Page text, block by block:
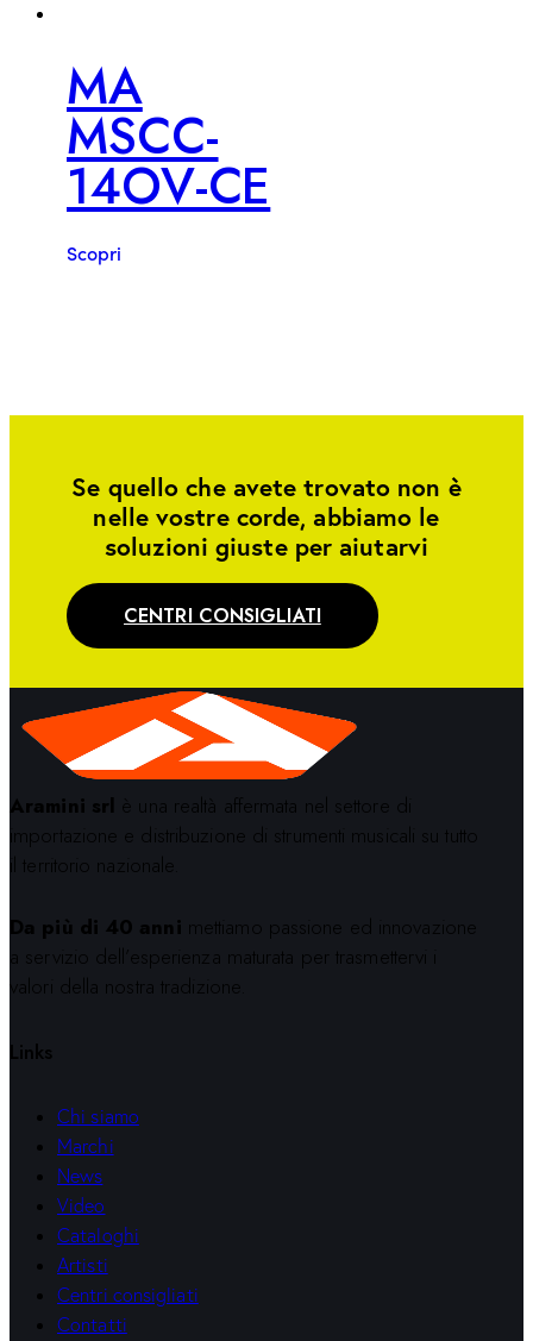
MA
MSCC-
14OV-CE
Scopri
Se quello che avete trovato non è
nelle vostre corde, abbiamo le
soluzioni giuste per aiutarvi
CENTRI CONSIGLIATI
Aramini srl è una realtà affermata nel settore di
importazione e distribuzione di strumenti musicali su tutto
il territorio nazionale.
Da più di 40 anni mettiamo passione ed innovazione
a servizio dell’esperienza maturata per trasmettervi i
valori della nostra tradizione.
Links
Chi siamo
Marchi
News
Video
Cataloghi
Artisti
Centri consigliati
Contatti